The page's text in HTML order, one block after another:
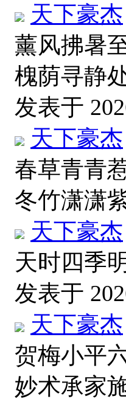
天下豪杰
薰风拂暑
槐荫寻静
发表于
天下豪杰
春草青青
冬竹潇潇
天下豪杰
天时四季
发表于
天下豪杰
贺梅小平
妙术承家